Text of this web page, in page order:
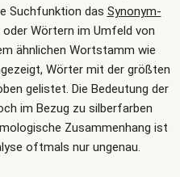
Suchfunktion das Synonym-
Wörtern im Umfeld von
ähnlichen Wortstamm wie
Wörter mit der größten
gelistet. Die Bedeutung der
im Bezug zu silberfarben
Zusammenhang ist
oftmals nur ungenau.